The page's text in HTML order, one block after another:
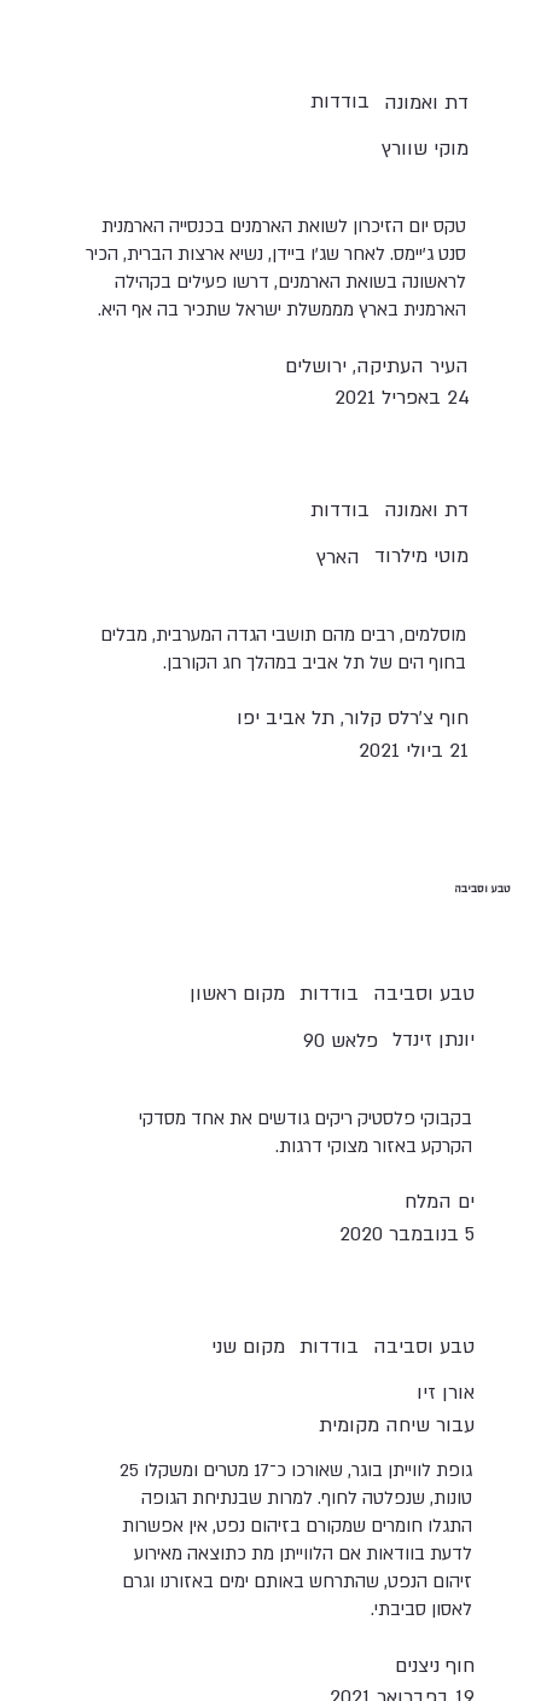
בודדות
דת ואמונה
מוקי שוורץ
טקס יום הזיכרון לשואת הארמנים בכנסייה הארמנית
סנט ג'יימס. לאחר שג'ו ביידן, נשיא ארצות הברית, הכיר
לראשונה בשואת הארמנים, דרשו פעילים בקהילה
הארמנית בארץ מממשלת ישראל שתכיר בה אף היא.
העיר העתיקה, ירושלים
24 באפריל 2021
בודדות
דת ואמונה
הארץ
מוטי מילרוד
מוסלמים, רבים מהם תושבי הגדה המערבית, מבלים
בחוף הים של תל אביב במהלך חג הקורבן.
חוף צ'רלס קלור, תל אביב יפו
21 ביולי 2021
טבע וסביבה
מקום ראשון בודדות
טבע וסביבה
פלאש 90 יונתן זינדל
בקבוקי פלסטיק ריקים גודשים את אחד מסדקי
הקרקע באזור מצוקי דרגות.
ים המלח
5 בנובמבר 2020
מקום שני בודדות
טבע וסביבה
אורן זיו
עבור שיחה מקומית
גופת לווייתן בוגר, שאורכו כ־17 מטרים ומשקלו 25
טונות, שנפלטה לחוף. למרות שבנתיחת הגופה
התגלו חומרים שמקורם בזיהום נפט, אין אפשרות
לדעת בוודאות אם הלווייתן מת כתוצאה מאירוע
זיהום הנפט, שהתרחש באותם ימים באזורנו וגרם
לאסון סביבתי.
חוף ניצנים